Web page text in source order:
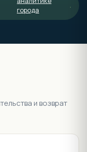
города
.
и возврат